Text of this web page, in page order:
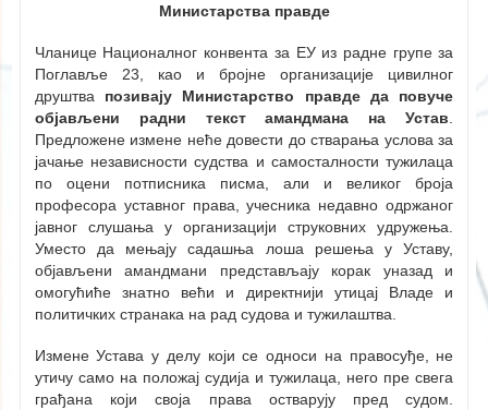
Министарства правде
Чланице Националног конвента за ЕУ из радне групе за
Поглавље 23, као и бројне организације цивилног
друштва позивају Министарство правде да повуче
објављени радни текст амандмана на Устав.
Предложене измене неће довести до стварања услова за
јачање независности судства и самосталности тужилаца
по оцени потписника писма, али и великог броја
професора уставног права, учесника недавно одржаног
јавног слушања у организацији струковних удружења.
Уместо да мењају садашња лоша решења у Уставу,
објављени амандмани представљају корак уназад и
омогућиће знатно већи и директнији утицај Владе и
политичких странака на рад судова и тужилаштва.
Измене Устава у делу који се односи на правосуђе, не
утичу само на положај судија и тужилаца, него пре свега
грађана који своја права остварују пред судом.